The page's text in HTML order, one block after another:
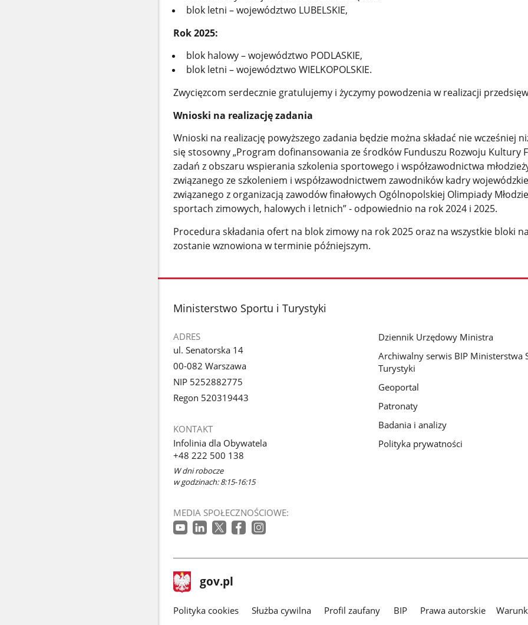
blok letni – województwo LUBELSKIE,
Rok 2025:
blok halowy – województwo PODLASKIE,
blok letni – województwo WIELKOPOLSKIE.
Zwycięzcom serdecznie gratulujemy i życzymy powodzenia w realizacji
Wnioski na realizację zadania
Wnioski na realizację powyższego zadania będzie można składać nie wcześniej
się stosowny „Program dofinansowania ze środków Funduszu Rozwoju Kultury
zadań z obszaru wspierania szkolenia sportowego i współzawodnictwa
związanego ze szkoleniem i współzawodnictwem zawodników kadry
związanego z organizacją zawodów finałowych Ogólnopolskiej Olimpiady
sportach zimowych, halowych i letnich” - odpowiednio na rok 2024 i 2025.
Procedura składania ofert na blok zimowy na rok 2025 oraz na wszystkie bloki
zostanie wznowiona w terminie późniejszym.
stopka
Ministerstwo Sportu i Turystyki
ADRES
ul. Senatorska 14
00-082 Warszawa
NIP 5252882775
Regon 520319443
KONTAKT
Infolinia dla Obywatela
+48 222 500 138
W dni robocze
w godzinach: 8:15-16:15
MEDIA SPOŁECZNOŚCIOWE:
Dziennik Urzędowy Ministra
Archiwalny serwis BIP Ministerstwa
Turystyki
Geoportal
Patronaty
Badania i analizy
Polityka prywatności
stopka
gov.pl Strona
gov.pl
gov.pl
Polityka cookies Służba cywilna Profil zaufany BIP Prawa autorskie